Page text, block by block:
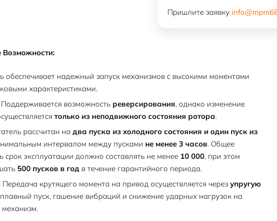
560У-8У1
Пришлите заявку
обеспечивает надежный запуск механизмов с высокими моментами
характеристиками.
Поддерживается возможность реверсирования, однако изменение
только из неподвижного состояния ротора.
рассчитан на два пуска из холодного состояния и один пуск из
интервалом между пусками не менее 3 часов. Общее
срок эксплуатации должно составлять не менее 10 000, при этом
500 пусков в год в течение гарантийного периода.
Передача крутящего момента на привод осуществляется через упругую
пуск, гашение вибраций и снижение ударных нагрузок на